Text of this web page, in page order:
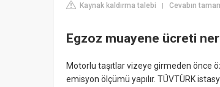
Kaynak kaldırma talebi Cevabın
Egzoz muayene ücreti
Motorlu taşıtlar vizeye girmeden önce
emisyon ölçümü yapılır. TÜVTÜRK